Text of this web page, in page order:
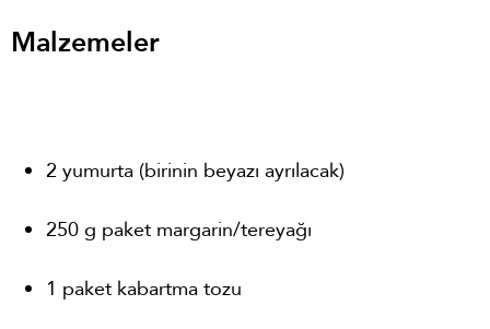
Malzemeler
2 yumurta (birinin beyazı ayrılacak)
250 g paket margarin/tereyağı
1 paket kabartma tozu